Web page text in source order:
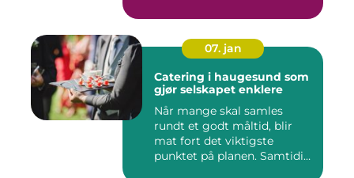
07. jan
Catering i haugesund som
gjør selskapet enklere
Når mange skal samles
rundt et godt måltid, blir
mat fort det viktigste
punktet på planen. Samtidig